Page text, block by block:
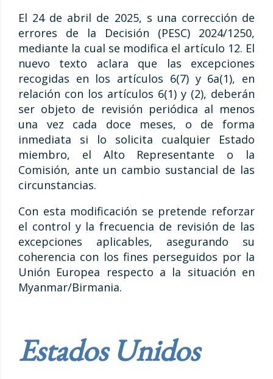
El 24 de abril de 2025, s una corrección de
errores de la Decisión (PESC) 2024/1250,
mediante la cual se modifica el artículo 12. El
nuevo texto aclara que las excepciones
recogidas en los artículos 6(7) y 6a(1), en
relación con los artículos 6(1) y (2), deberán
ser objeto de revisión periódica al menos
una vez cada doce meses, o de forma
inmediata si lo solicita cualquier Estado
miembro, el Alto Representante o la
Comisión, ante un cambio sustancial de las
circunstancias.
Con esta modificación se pretende reforzar
el control y la frecuencia de revisión de las
excepciones aplicables, asegurando su
coherencia con los fines perseguidos por la
Unión Europea respecto a la situación en
Myanmar/Birmania.
Estados Unidos